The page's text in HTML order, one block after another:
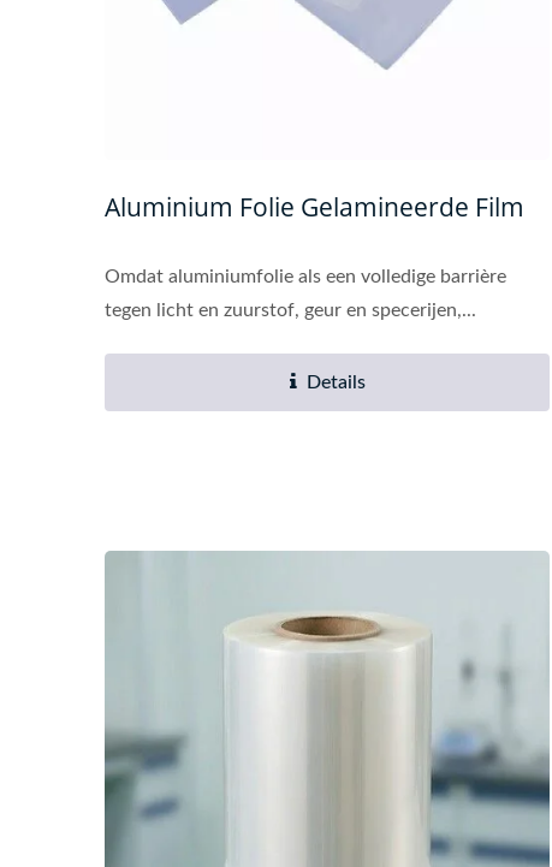
Aluminium Folie Gelamineerde Film
Omdat aluminiumfolie als een volledige barrière
tegen licht en zuurstof, geur en specerijen,...
Details